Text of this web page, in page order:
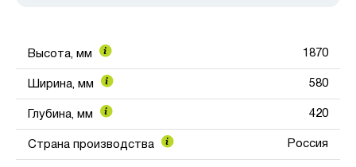
Высота, мм 1870
Ширина, мм 580
Глубина, мм 420
Страна производства Россия